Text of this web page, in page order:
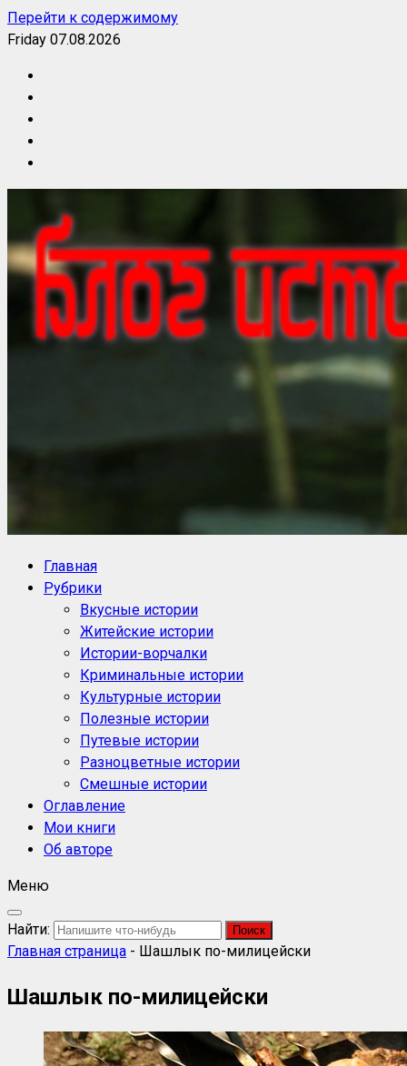
Перейти к содержимому
Friday 07.08.2026
Блог историй NoorySan
Главная
Рубрики
Вкусные истории
Житейские истории
Истории-ворчалки
Криминальные истории
Культурные истории
Полезные истории
Путевые истории
Разноцветные истории
Смешные истории
Оглавление
Мои книги
Об авторе
Меню
Найти:
Главная страница - Шашлык по-милицейски
Шашлык по-милицейски